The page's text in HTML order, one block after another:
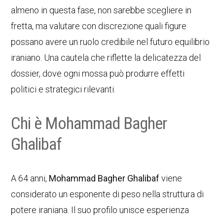
almeno in questa fase, non sarebbe scegliere in
fretta, ma valutare con discrezione quali figure
possano avere un ruolo credibile nel futuro equilibrio
iraniano. Una cautela che riflette la delicatezza del
dossier, dove ogni mossa può produrre effetti
politici e strategici rilevanti.
Chi è Mohammad Bagher
Ghalibaf
A 64 anni, Mohammad Bagher Ghalibaf viene
considerato un esponente di peso nella struttura di
potere iraniana. Il suo profilo unisce esperienza